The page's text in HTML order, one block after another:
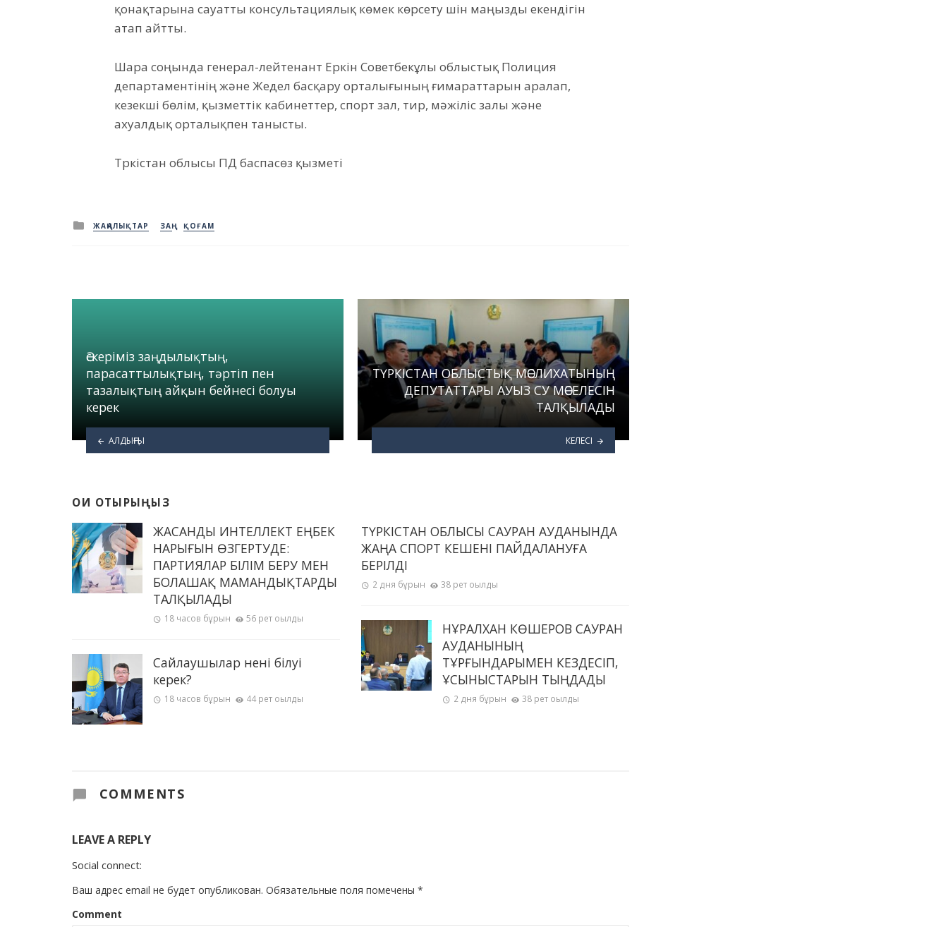
қонақтарына сауатты консультациялық көмек көрсету үшін маңызды екендігін
атап айтты.
Шара соңында генерал-лейтенант Еркін Советбекұлы облыстық Полиция
департаментінің және Жедел басқару орталығының ғимараттарын аралап,
кезекші бөлім, қызметтік кабинеттер, спорт зал, тир, мәжіліс залы және
ахуалдық орталықпен танысты.
Түркістан облысы ПД баспасөз қызметі
Posted
in
ЖАҢАЛЫҚТАР ЗАҢ ҚОҒАМ
Әскеріміз заңдылықтың,
парасаттылықтың, тәртіп пен
тазалықтың айқын бейнесі болуы
керек
АЛДЫҢҒЫ
ТҮРКІСТАН ОБЛЫСТЫҚ МӘСЛИХАТЫНЫҢ
ДЕПУТАТТАРЫ АУЫЗ СУ МӘСЕЛЕСІН
ТАЛҚЫЛАДЫ
КЕЛЕСІ
ОҚИ ОТЫРЫҢЫЗ
ЖАСАНДЫ ИНТЕЛЛЕКТ ЕҢБЕК
НАРЫҒЫН ӨЗГЕРТУДЕ:
ПАРТИЯЛАР БІЛІМ БЕРУ МЕН
БОЛАШАҚ МАМАНДЫҚТАРДЫ
ТАЛҚЫЛАДЫ
18 часов бұрын 56 рет оқылды
Сайлаушылар нені білуі
керек?
18 часов бұрын 44 рет оқылды
ТҮРКІСТАН ОБЛЫСЫ САУРАН АУДАНЫНДА
ЖАҢА СПОРТ КЕШЕНІ ПАЙДАЛАНУҒА
БЕРІЛДІ
2 дня бұрын 38 рет оқылды
НҰРАЛХАН КӨШЕРОВ САУРАН
АУДАНЫНЫҢ
ТҰРҒЫНДАРЫМЕН КЕЗДЕСІП,
ҰСЫНЫСТАРЫН ТЫҢДАДЫ
2 дня бұрын 38 рет оқылды
COMMENTS
LEAVE A REPLY
Social connect:
Ваш адрес email не будет опубликован. Обязательные поля помечены *
Comment